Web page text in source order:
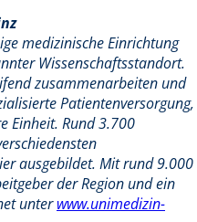
medizinische Einrichtung
Wissenschaftsstandort.
zusammenarbeiten und
Patientenversorgung,
Einheit. Rund 3.700
ausgebildet. Mit rund 9.000
der Region und ein
unter www.unimedizin-